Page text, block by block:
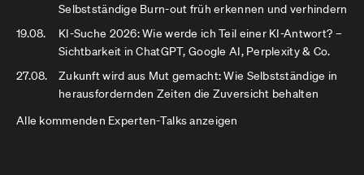
Selbstständige Burn-out früh erkennen und verhindern
19.08.
KI-Suche 2026: Wie werde ich Teil einer KI-Antwort? –
Sichtbarkeit in ChatGPT, Google AI, Perplexity & Co.
27.08.
Zukunft wird aus Mut gemacht: Wie Selbstständige in
herausfordernden Zeiten die Zuversicht behalten
Alle kommenden Experten-Talks anzeigen